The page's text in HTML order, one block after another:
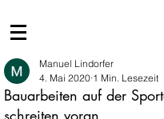
Bauarbeiten auf der
schreiten voran
Manuel Lindorfer
4. Mai 2020 1 Min. Lesezeit